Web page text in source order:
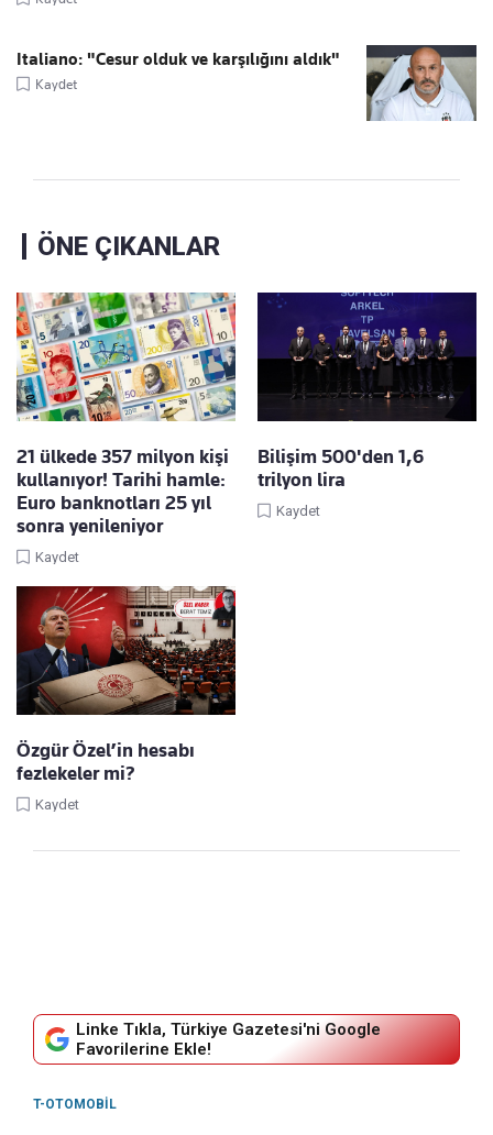
Italiano: "Cesur olduk ve karşılığını aldık"
Kaydet
ÖNE ÇIKANLAR
21 ülkede 357 milyon kişi
kullanıyor! Tarihi hamle:
Euro banknotları 25 yıl
sonra yenileniyor
Kaydet
Bilişim 500'den 1,6
trilyon lira
Kaydet
Özgür Özel’in hesabı
fezlekeler mi?
Kaydet
Linke Tıkla, Türkiye Gazetesi'ni Google
Favorilerine Ekle!
T-OTOMOBIL